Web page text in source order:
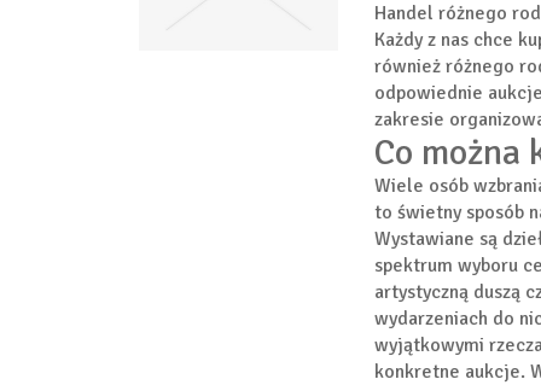
Handel różnego
Każdy z nas chce
również różnego
odpowiednie
zakresie
Co można
Wiele osób
to świetny sposób
Wystawiane są
spektrum wyboru
artystyczną duszą
wydarzeniach do
wyjątkowymi
konkretne aukcje.